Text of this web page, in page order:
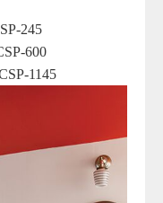
245
600
1145